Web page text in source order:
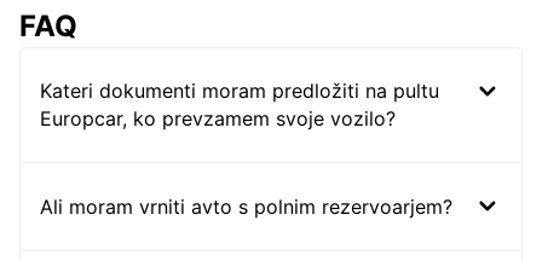
FAQ
Kateri dokumenti moram predložiti na pultu
Europcar, ko prevzamem svoje vozilo?
Ali moram vrniti avto s polnim rezervoarjem?